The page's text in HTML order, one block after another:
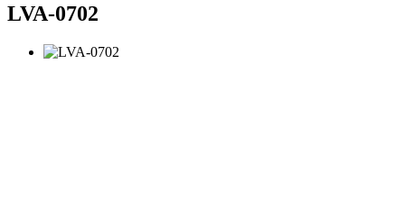
LVA-0702